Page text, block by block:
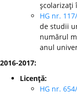
şcolarizaţi
HG nr.
de studii
numărul
anul
2016-2017:
Licenţă:
HG nr.